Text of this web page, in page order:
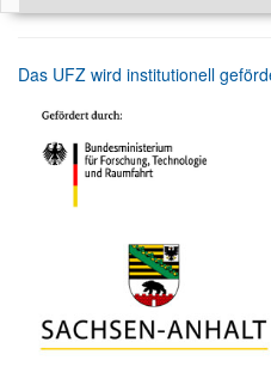
Das UFZ wird institutionell